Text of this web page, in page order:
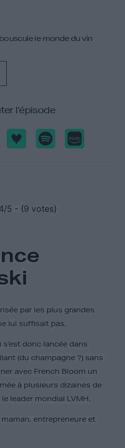
le monde du vin
l’épisode
5 - (9 votes)
par les plus grandes
lui suffisait pas.
donc lancée dans
(du champagne ?) sans
avec French Bloom un
à plusieurs dizaines de
leader mondial LVMH.
entrepreneure et